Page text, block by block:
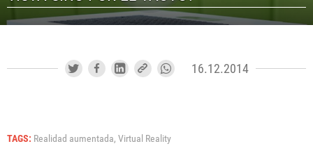
16.12.2014
TAGS: Realidad aumentada, Virtual Reality